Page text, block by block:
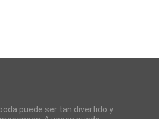
puede ser tan divertido y